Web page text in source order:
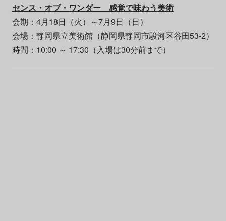
センス・オブ・ワンダー 感覚で味わう美術
会期：4月18日（火）～7月9日（日）
会場：静岡県立美術館（静岡県静岡市駿河区谷田53-2）
時間：10:00 ～ 17:30（入場は30分前まで）